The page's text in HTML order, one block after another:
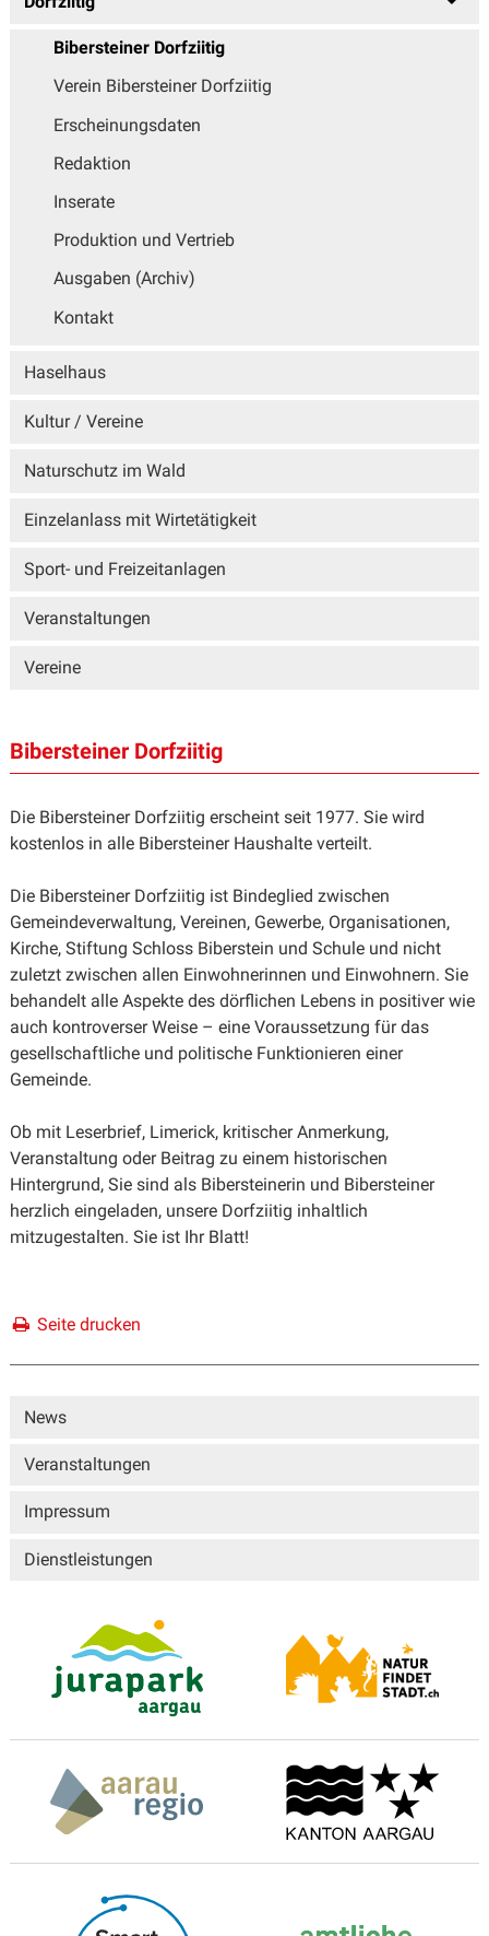
Bibersteiner Dorfziitig
Verein Bibersteiner Dorfziitig
Erscheinungsdaten
Redaktion
Inserate
Produktion und Vertrieb
Ausgaben (Archiv)
Kontakt
Haselhaus
Kultur / Vereine
Naturschutz im Wald
Einzelanlass mit Wirtetätigkeit
Sport- und Freizeitanlagen
Veranstaltungen
Vereine
Bibersteiner Dorfziitig
Die Bibersteiner Dorfziitig erscheint seit 1977. Sie wird
kostenlos in alle Bibersteiner Haushalte verteilt.
Die Bibersteiner Dorfziitig ist Bindeglied zwischen
Gemeindeverwaltung, Vereinen, Gewerbe, Organisationen,
Kirche, Stiftung Schloss Biberstein und Schule und nicht
zuletzt zwischen allen Einwohnerinnen und Einwohnern. Sie
behandelt alle Aspekte des dörflichen Lebens in positiver wie
auch kontroverser Weise – eine Voraussetzung für das
gesellschaftliche und politische Funktionieren einer
Gemeinde.
Ob mit Leserbrief, Limerick, kritischer Anmerkung,
Veranstaltung oder Beitrag zu einem historischen
Hintergrund, Sie sind als Bibersteinerin und Bibersteiner
herzlich eingeladen, unsere Dorfziitig inhaltlich
mitzugestalten. Sie ist Ihr Blatt!
Seite drucken
Sidebar
News
Veranstaltungen
Impressum
Dienstleistungen